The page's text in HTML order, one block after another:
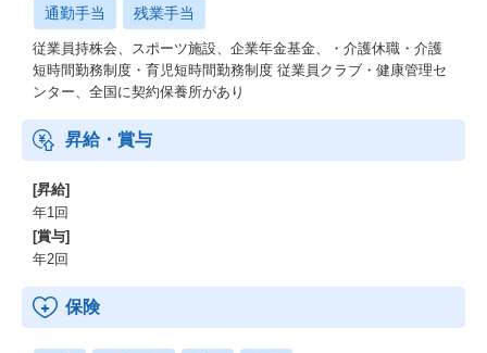
通勤手当 残業手当
従業員持株会、スポーツ施設、企業年金基金、・介護休職・介護
短時間勤務制度・育児短時間勤務制度 従業員クラブ・健康管理セ
ンター、全国に契約保養所があり
昇給・賞与
[昇給]
年1回
[賞与]
年2回
保険